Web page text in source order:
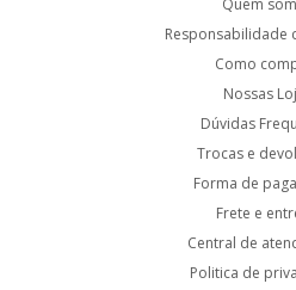
Responsabilidade
Como
Nossas
Dúvidas
Trocas e
Forma de
Frete e
Central de
Politica de